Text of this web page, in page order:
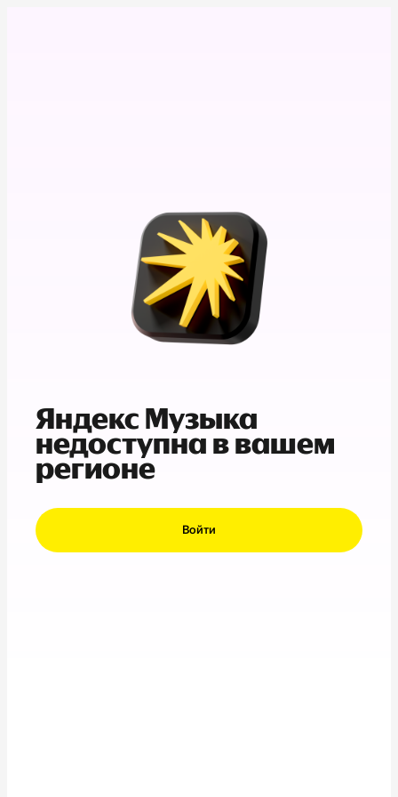
Яндекс Музыка
недоступна в вашем
регионе
Войти